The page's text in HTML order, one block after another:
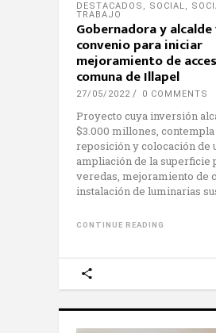
DESTACADOS , SOCIAL,
TRABAJO
Gobernadora y
convenio para iniciar
mejoramiento de
comuna de Illapel
27/05/2022 0 COMMENTS
Proyecto cuya inversión
$3.000 millones,
reposición y colocación de
ampliación de la superficie
veredas, mejoramiento de
instalación de luminarias
CONTINUE READING